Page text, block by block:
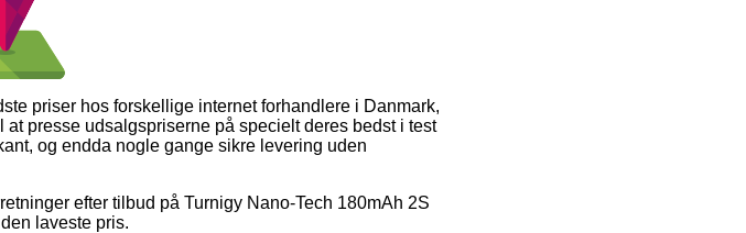
priser hos forskellige internet forhandlere i Danmark,
presse udsalgspriserne på specielt deres bedst i test
og endda nogle gange sikre levering uden
efter tilbud på Turnigy Nano-Tech 180mAh 2S
laveste pris.